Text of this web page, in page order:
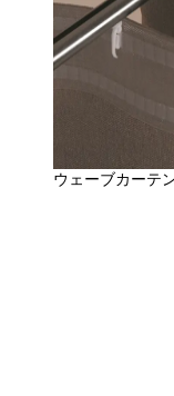
ウェーブカーテ